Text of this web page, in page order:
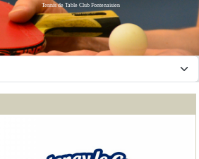
Tennis de Table Club Fontenaisien